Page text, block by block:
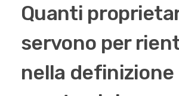
Quanti
servono per
nella definizione